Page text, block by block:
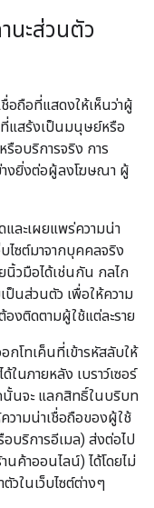
นะส่วนตัว
อถือที่แสดงให้เห็นว่าผู้
ที่แสร้งเป็นมนุษย์หรือ
อบริการจริง การ
งยิ่งต่อผู้ลงโฆษณา ผู้
และเผยแพร่ความน่า
ไซต์มาจากบุคคลจริง
นิ้วมือได้เช่นกัน กลไก
ป็นส่วนตัว เพื่อให้ความ
องติดตามผู้ใช้แต่ละราย
กโทเค็นที่เข้ารหัสลับให้
ในภายหลัง เบราว์เซอร์
นั้นจะ แลกสิทธิ์ในบริบท
วามน่าเชื่อถือของผู้ใช้
อบริการอีเมล) ส่งต่อไป
ค้าออนไลน์) ได้โดยไม่
วในเว็บไซต์ต่างๆ